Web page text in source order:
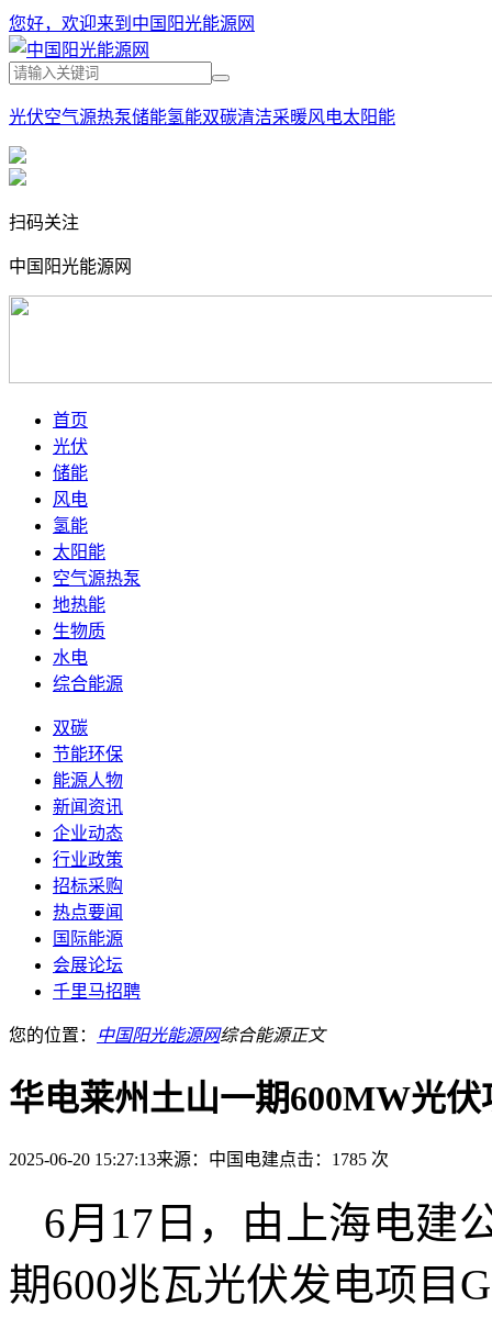
您好，欢迎来到中国阳光能源网
光伏空气源热泵储能氢能双碳清洁采暖风电太阳能
扫码关注
中国阳光能源网
首页
光伏
储能
风电
氢能
太阳能
空气源热泵
地热能
生物质
水电
综合能源
双碳
节能环保
能源人物
新闻资讯
企业动态
行业政策
招标采购
热点要闻
国际能源
会展论坛
千里马招聘
您的位置： 中国阳光能源网综合能源正文
华电莱州土山一期600MW光伏
2025-06-20 15:27:13来源：中国电建点击：1785 次
6月17日，由上海电建
期600兆瓦光伏发电项目